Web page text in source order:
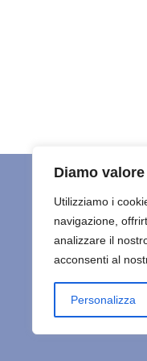
Diamo
Utilizziamo i
navigazione,
analizzare il
acconsenti al
Personalizza